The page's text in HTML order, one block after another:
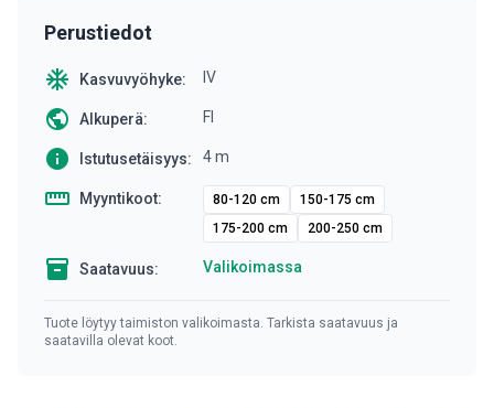
Perustiedot
ac_unit Kasvuvyöhyke: IV
public Alkuperä: FI
info Istutusetäisyys: 4 m
straighten Myyntikoot: 80-120 cm
150-175 cm
175-200 cm
200-250 cm
inventory Saatavuus: Valikoimassa
Tuote löytyy taimiston valikoimasta. Tarkista saatavuus ja
saatavilla olevat koot.